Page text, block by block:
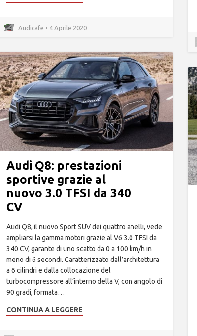
Audicafe • 4 Aprile 2020
Audi Q8: prestazioni
sportive grazie al
nuovo 3.0 TFSI da 340
CV
Audi Q8, il nuovo Sport SUV dei quattro anelli, vede
ampliarsi la gamma motori grazie al V6 3.0 TFSI da
340 CV, garante di uno scatto da 0 a 100 km/h in
meno di 6 secondi. Caratterizzato dall’architettura
a 6 cilindri e dalla collocazione del
turbocompressore all’interno della V, con angolo di
90 gradi, formata…
CONTINUA A LEGGERE